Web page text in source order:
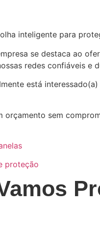
inteligente para
se destaca ao
redes confiáveis e
está
orçamento sem
proteção